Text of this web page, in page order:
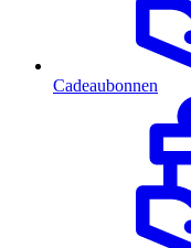
Cadeaubonnen